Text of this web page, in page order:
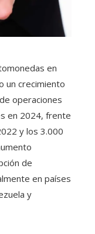
en
un crecimiento
operaciones
en 2024, frente
y los 3.000
de
en países
y